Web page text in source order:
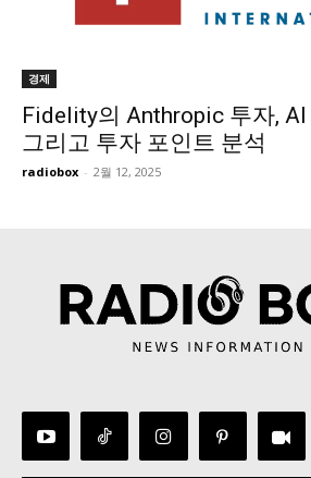
경제
Fidelity의 Anthropic 투자,
그리고 투자 포인트 분석
radiobox - 2월 12, 2025